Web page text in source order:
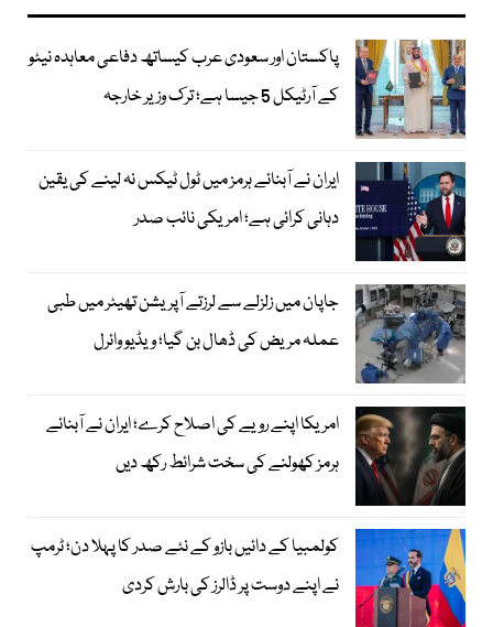
پاکستان اور سعودی عرب کیساتھ دفاعی معاہدہ نیٹو
کے آرٹیکل 5 جیسا ہے؛ ترک وزیر خارجہ
ایران نے آبنائے ہرمز میں ٹول ٹیکس نہ لینے کی یقین
دہانی کرائی ہے؛ امریکی نائب صدر
جاپان میں زلزلے سے لرزتے آپریشن تھیٹر میں طبی
عملہ مریض کی ڈھال بن گیا؛ ویڈیو وائرل
امریکا اپنے رویے کی اصلاح کرے؛ ایران نے آبنائے
ہرمز کھولنے کی سخت شرائط رکھ دیں
کولمبیا کے دائیں بازو کے نئے صدر کا پہلا دن؛ ٹرمپ
نے اپنے دوست پر ڈالرز کی بارش کردی